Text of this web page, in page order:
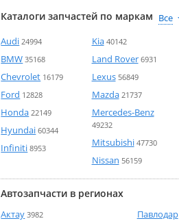
Каталоги запчастей по маркам
Audi 24994
BMW 35168
Chevrolet 16179
Ford 12828
Honda 22149
Hyundai 60344
Infiniti 8953
Kia 40142
Land Rover 6931
Lexus 56849
Mazda 21737
Mercedes-Benz
49232
Mitsubishi 47730
Nissan 56159
Автозапчасти в регионах
Актау 3982 Павлодар